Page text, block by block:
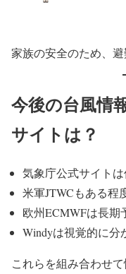
家族の安全のため、
今後の台風情
サイトは？
気象庁公式サイト
米軍JTWCもある程
欧州ECMWFは長期
Windyは視覚的に分
これらを組み合わせ